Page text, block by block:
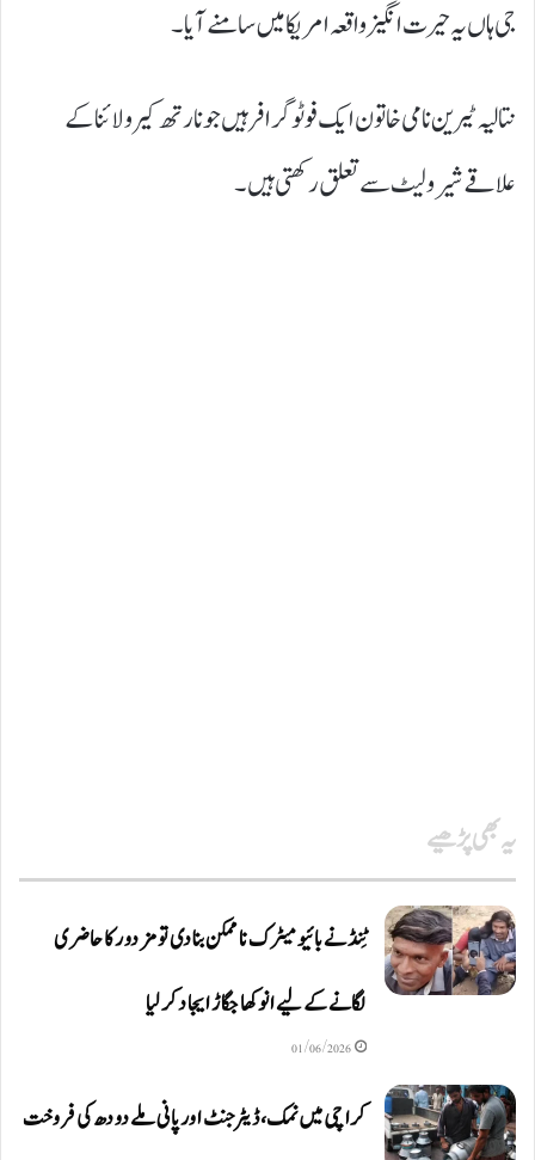
جی ہاں یہ حیرت انگیز واقعہ امریکا میں سامنے آیا۔
نتالیہ ٹیرین نامی خاتون ایک فوٹوگرافر ہیں جو نارتھ کیرولائنا کے
علاقے شیرولیٹ سے تعلق رکھتی ہیں۔
یہ بھی پڑھیے
ٹِنڈ نے بائیومیٹرک ناممکن بنا دی تو مزدور کا حاضری
لگانے کے لیے انوکھا جگاڑ ایجاد کر لیا
01/06/2026
کراچی میں نمک، ڈیٹرجنٹ اور پانی ملے دودھ کی فروخت